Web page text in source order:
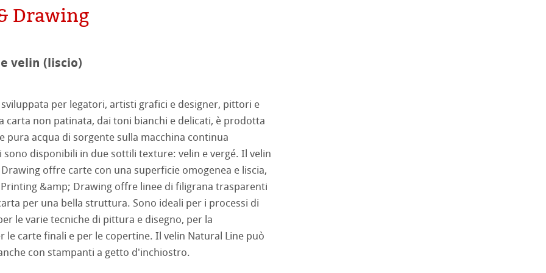
Program
Albums
Inkjet
Rag
Classici
Pastel
Drawing
velin (liscio)
sviluppata per legatori, artisti grafici e designer, pittori e
carta non patinata, dai toni bianchi e delicati, è prodotta
pura acqua di sorgente sulla macchina continua
disponibili in due sottili texture: velin e vergé. Il velin
offre carte con una superficie omogenea e liscia,
&amp; Drawing offre linee di filigrana trasparenti
per una bella struttura. Sono ideali per i processi di
le varie tecniche di pittura e disegno, per la
le carte finali e per le copertine. Il velin Natural Line può
con stampanti a getto d'inchiostro.